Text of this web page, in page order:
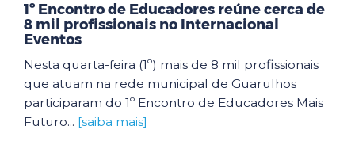
1º Encontro de Educadores reúne cerca de
8 mil profissionais no Internacional
Eventos
Nesta quarta-feira (1º) mais de 8 mil profissionais
que atuam na rede municipal de Guarulhos
participaram do 1º Encontro de Educadores Mais
Futuro... [saiba mais]